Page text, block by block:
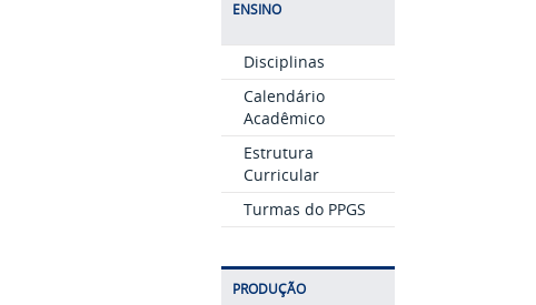
ENSINO
Disciplinas
Calendário
Acadêmico
Estrutura
Curricular
Turmas do PPGS
PRODUÇÃO